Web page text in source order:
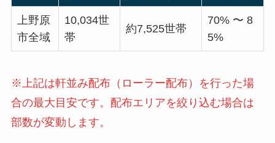
上野原
市全域
10,034世
帯
約7,525世帯
70% 〜 8
5%
※上記は軒並み配布（ローラー配布）を行った場
合の最大目安です。配布エリアを絞り込む場合は
部数が変動します。